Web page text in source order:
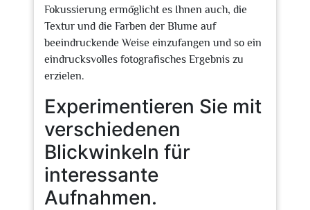
Fokussierung ermöglicht es Ihnen auch, die
Textur und die Farben der Blume auf
beeindruckende Weise einzufangen und so ein
eindrucksvolles fotografisches Ergebnis zu
erzielen.
Experimentieren Sie mit
verschiedenen
Blickwinkeln für
interessante
Aufnahmen.